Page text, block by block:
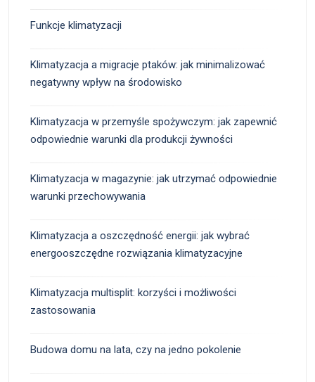
Funkcje klimatyzacji
Klimatyzacja a migracje ptaków: jak minimalizować
negatywny wpływ na środowisko
Klimatyzacja w przemyśle spożywczym: jak zapewnić
odpowiednie warunki dla produkcji żywności
Klimatyzacja w magazynie: jak utrzymać odpowiednie
warunki przechowywania
Klimatyzacja a oszczędność energii: jak wybrać
energooszczędne rozwiązania klimatyzacyjne
Klimatyzacja multisplit: korzyści i możliwości
zastosowania
Budowa domu na lata, czy na jedno pokolenie